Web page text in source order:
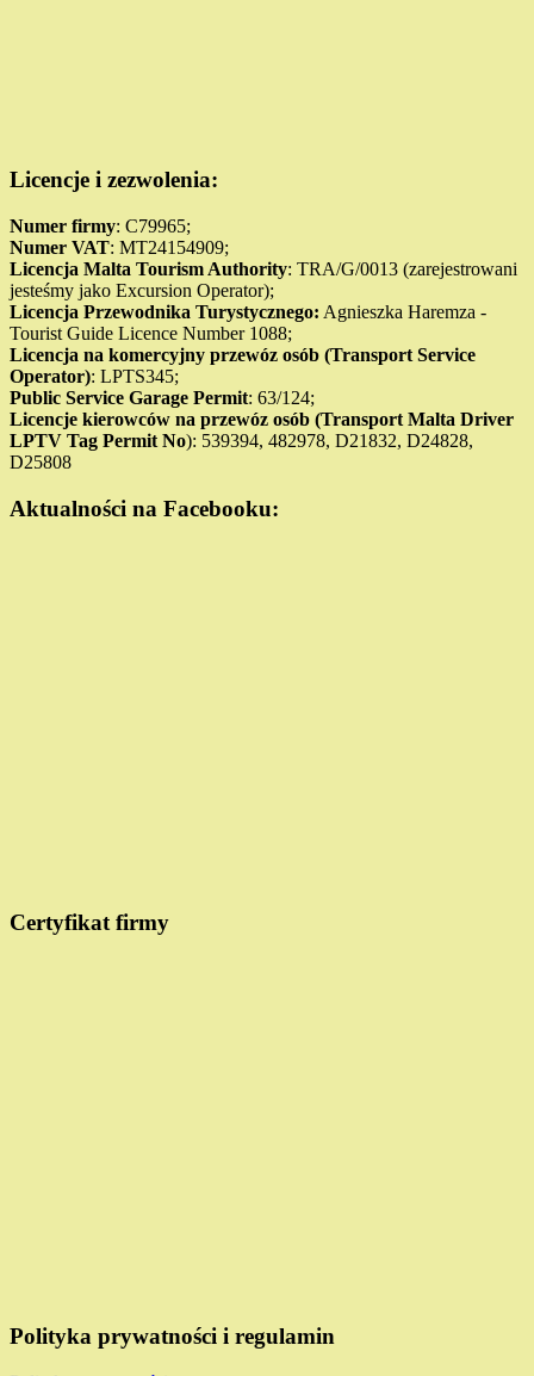
Licencje i zezwolenia:
Numer firmy: C79965;
Numer VAT: MT24154909;
Licencja Malta Tourism Authority: TRA/G/0013 (zarejestrowani
jesteśmy jako Excursion Operator);
Licencja Przewodnika Turystycznego: Agnieszka Haremza -
Tourist Guide Licence Number 1088;
Licencja na komercyjny przewóz osób (Transport Service
Operator): LPTS345;
Public Service Garage Permit: 63/124;
Licencje kierowców na przewóz osób (Transport Malta Driver
LPTV Tag Permit No): 539394, 482978, D21832, D24828,
D25808
Aktualności na Facebooku:
Certyfikat firmy
Polityka prywatności i regulamin